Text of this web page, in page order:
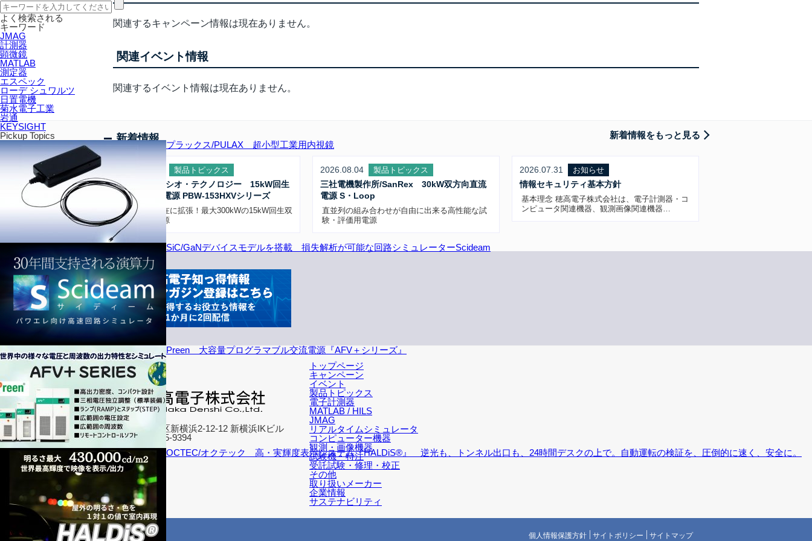
よく検索される
キーワード
JMAG
計測器
顕微鏡
MATLAB
測定器
エスペック
ローデ シュワルツ
日置電機
菊水電子工業
岩通
KEYSIGHT
Pickup Topics
プラックス/PULAX 超小型工業用内視鏡
SiC/GaNデバイスモデルを搭載 損失解析が可能な回路シミュレーターScideam
Preen 大容量プログラマブル交流電源『AFV＋シリーズ』
OCTEC/オクテック 高・実輝度表示システム『HALDiS®』 逆光も、トンネル出口も、24時間デスクの上で。自動運転の検証を、圧倒的に速く、安全に。
関連するキャンペーン情報は現在ありません。
関連イベント情報
関連するイベント情報は現在ありません。
新着情報
製品トピックス
TEXIO/テクシオ・テクノロジー 15kW回生
双方向直流電源 PBW-153HXVシリーズ
直並列を自在に拡張！最大300kWの15kW回生双
方向直流電源
2026.08.04 製品トピックス
三社電機製作所/SanRex 30kW双方向直流
電源 S・Loop
直並列の組み合わせが自由に出来る高性能な試
験・評価用電源
2026.07.31 お知らせ
情報セキュリティ基本方針
基本理念 穂高電子株式会社は、電子計測器・コ
ンピュータ関連機器、観測画像関連機器…
新着情報をもっと見る
〒222-0033
横浜市港北区新横浜2-12-12 新横浜IKビル
TEL: 045-595-9394
会社概要
営業拠点
海外拠点
アクセス
トップページ
キャンペーン
イベント
製品トピックス
電子計測器
MATLAB / HILS
JMAG
リアルタイムシミュレータ
コンピューター機器
観測・画像機器
試験機・特注
受託試験・修理・校正
その他
取り扱いメーカー
企業情報
サステナビリティ
個人情報保護方針 サイトポリシー サイトマップ